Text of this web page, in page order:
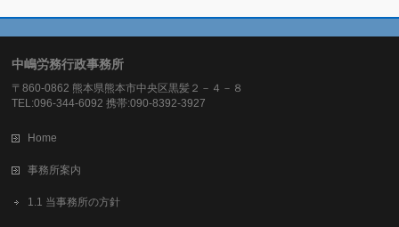
中嶋労務行政事務所
〒860-0862 熊本県熊本市中央区黒髪２－４－８
TEL:096-344-6092 携帯:090-8392-3927
Home
事務所案内
1.1 当事務所の方針